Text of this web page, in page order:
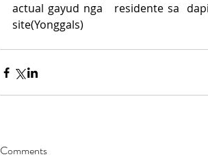
actual gayud nga   residente sa
site(Yonggals)
Comments